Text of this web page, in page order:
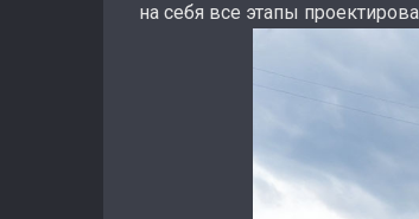
на себя все этапы